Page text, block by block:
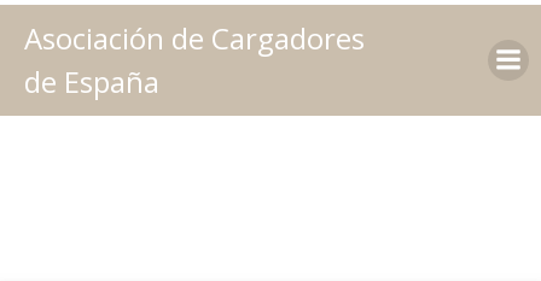
Saltar
al
Asociación de Cargadores
de España